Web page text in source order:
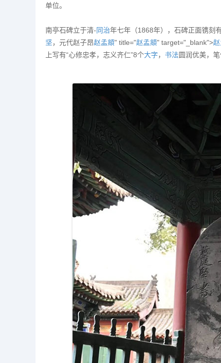
单位。
南亭石碑立于清-同治年七年（1868年），石碑正面镌刻
坚，元代赵子昂赵孟頫" title="赵孟頫" target="_blank">
上写有“心修忠孝，志义齐仁”8个大字， 书法圆润优美，